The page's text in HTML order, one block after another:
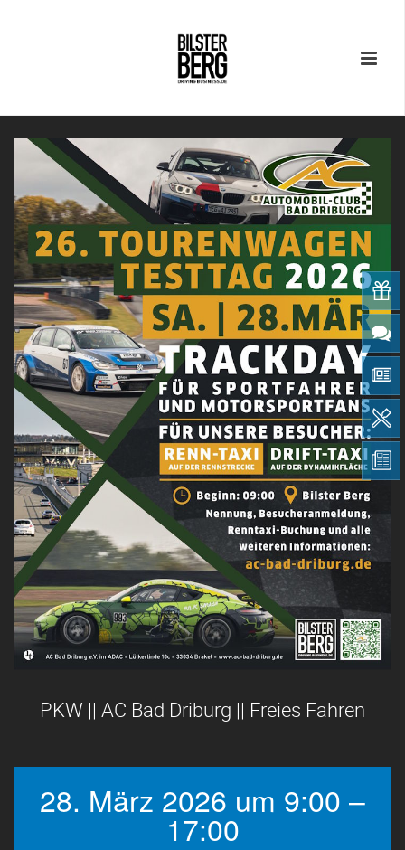
PKW || AC Bad Driburg || Freies Fahren
28. März 2026 um 9:00 –
17:00